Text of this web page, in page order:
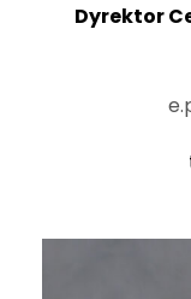
Dyrektor